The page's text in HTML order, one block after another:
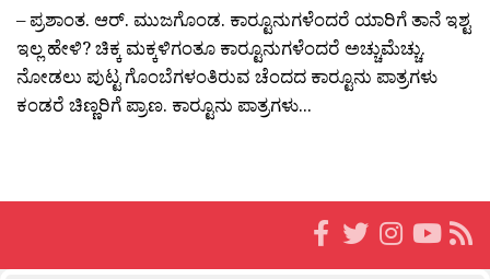
– ಪ್ರಶಾಂತ. ಆರ್. ಮುಜಗೊಂಡ. ಕಾರ‍್ಟೂನುಗಳೆಂದರೆ ಯಾರಿಗೆ ತಾನೆ ಇಶ್ಟ
ಇಲ್ಲ ಹೇಳಿ? ಚಿಕ್ಕ ಮಕ್ಕಳಿಗಂತೂ ಕಾರ‍್ಟೂನುಗಳೆಂದರೆ ಅಚ್ಚುಮೆಚ್ಚು.
ನೋಡಲು ಪುಟ್ಟ ಗೊಂಬೆಗಳಂತಿರುವ ಚೆಂದದ ಕಾರ‍್ಟೂನು ಪಾತ್ರಗಳು
ಕಂಡರೆ ಚಿಣ್ಣರಿಗೆ ಪ್ರಾಣ. ಕಾರ‍್ಟೂನು ಪಾತ್ರಗಳು...